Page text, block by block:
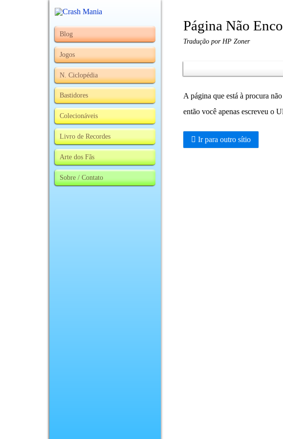
Blog
Jogos
N. Ciclopédia
Bastidores
Colecionáveis
Livro de Recordes
Arte dos Fãs
Sobre / Contato
Página Não
Tradução por HP Zoner
A página que está à procura
então você apenas escreveu o
Ir para outro sítio